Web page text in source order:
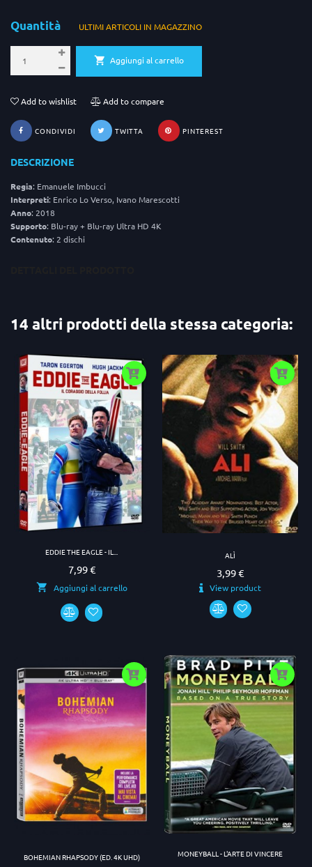
Quantità ULTIMI ARTICOLI IN MAGAZZINO
Aggiungi al carrello
Add to wishlist Add to compare
CONDIVIDI TWITTA PINTEREST
DESCRIZIONE
Regia: Emanuele Imbucci
Interpreti: Enrico Lo Verso, Ivano Marescotti
Anno: 2018
Supporto: Blu-ray + Blu-ray Ultra HD 4K
Contenuto: 2 dischi
14 altri prodotti della stessa categoria:
EDDIE THE EAGLE - IL...
Prezzo
7,99 €
Aggiungi al carrello
ALÌ
Prezzo
3,99 €
View product
BOHEMIAN RHAPSODY (ED. 4K UHD) MONEYBALL - L'ARTE DI VINCERE